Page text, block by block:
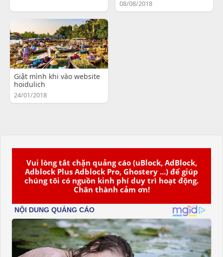
Vui lòng tắt chặn quảng cáo (uBlock, AdBlock,
Adblock Plus Adblock Pro, Ghostery ...) để giúp
chúng tôi có nguồn kinh phí duy trì hoạt động.
Chân thành cảm ơn!
08/08/2018
Giật mình khi vào website
hoidulich
24/01/2018